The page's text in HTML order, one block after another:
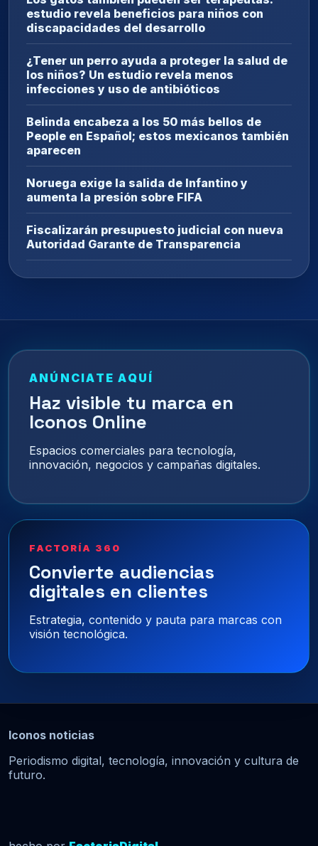
estudio revela beneficios para niños con
discapacidades del desarrollo
¿Tener un perro ayuda a proteger la salud de
los niños? Un estudio revela menos
infecciones y uso de antibióticos
Belinda encabeza a los 50 más bellos de
People en Español; estos mexicanos también
aparecen
Noruega exige la salida de Infantino y
aumenta la presión sobre FIFA
Fiscalizarán presupuesto judicial con nueva
Autoridad Garante de Transparencia
ANÚNCIATE AQUÍ
Haz visible tu marca en
Iconos Online
Espacios comerciales para tecnología,
innovación, negocios y campañas digitales.
FACTORÍA 360
Convierte audiencias
digitales en clientes
Estrategia, contenido y pauta para marcas con
visión tecnológica.
Iconos noticias
Periodismo digital, tecnología, innovación y cultura de
futuro.